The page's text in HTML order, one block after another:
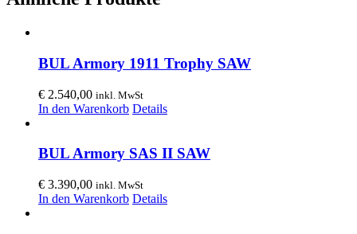
BUL Armory 1911 Trophy SAW
€ 2.540,00 inkl. MwSt
In den Warenkorb Details
BUL Armory SAS II SAW
€ 3.390,00 inkl. MwSt
In den Warenkorb Details